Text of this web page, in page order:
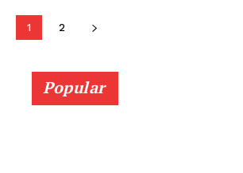
1 2
Popular